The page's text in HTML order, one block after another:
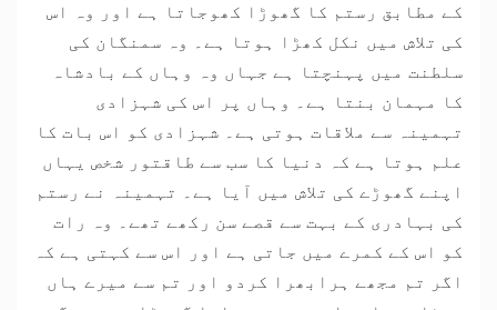
کے مطابق رستم کا گھوڑا کھوجاتا ہے اور وہ اس
کی تلاش میں نکل کھڑا ہوتا ہے۔ وہ سمنگان کی
سلطنت میں پہنچتا ہے جہاں وہ وہاں کے بادشاہ
کا مہمان بنتا ہے۔ وہاں پر اس کی شہزادی
تہمینہ سے ملاقات ہوتی ہے۔ شہزادی کو اس بات کا
علم ہوتا ہے کہ دنیا کا سب سے طاقتور شخص یہاں
اپنے گھوڑے کی تلاش میں آیا ہے۔ تہمینہ نے رستم
کی بہادری کے بہت سے قصے سن رکھے تھے۔ وہ رات
کو اس کے کمرے میں جاتی ہے اور اس سے کہتی ہے کہ
اگر تم مجھے ہرابھرا کردو اور تم سے میرے ہاں